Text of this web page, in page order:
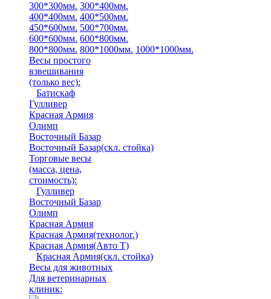
300*300мм. 300*400мм.
400*400мм. 400*500мм.
450*600мм. 500*700мм.
600*600мм. 600*800мм.
800*800мм. 800*1000мм. 1000*1000мм.
Весы простого
взвешивания
(только вес):
Батискаф
Гулливер
Красная Армия
Олимп
Восточный Базар
Восточный Базар(скл. стойка)
Торговые весы
(масса, цена,
стоимость):
Гулливер
Восточный Базар
Олимп
Красная Армия
Красная Армия(технолог.)
Красная Армия(Авто Т)
Красная Армия(скл. стойка)
Весы для животных
Для ветеринарных
клиник: